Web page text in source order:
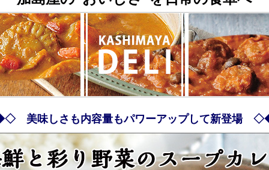
美味しさも内容量もパワーアップして新登場